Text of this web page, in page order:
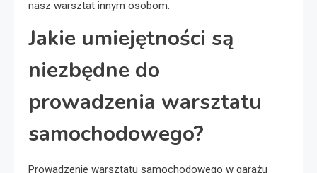
nasz warsztat innym osobom.
Jakie umiejętności są
niezbędne do
prowadzenia warsztatu
samochodowego?
Prowadzenie warsztatu samochodowego w garażu